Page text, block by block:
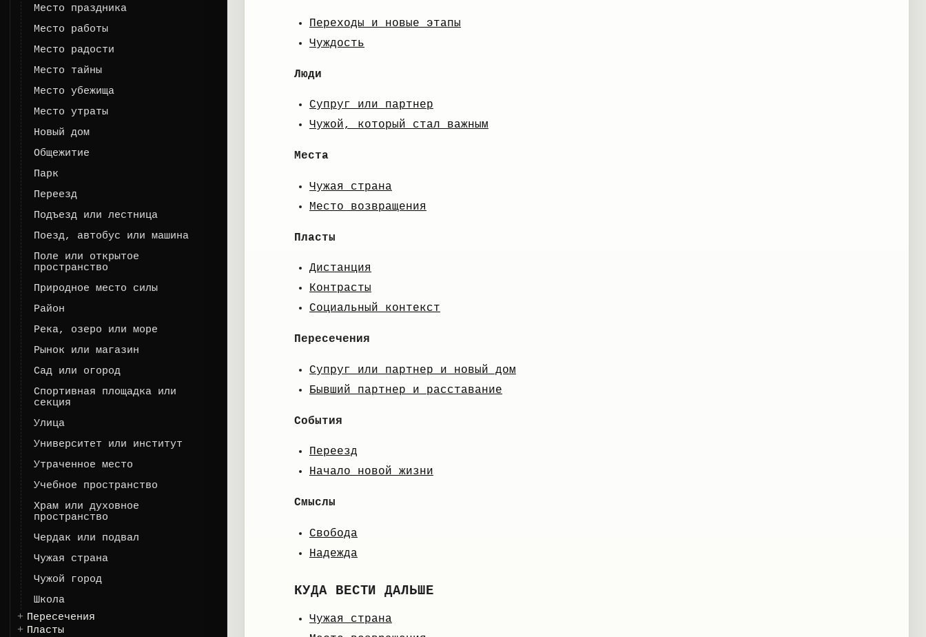
Место праздника
Место работы
Место радости
Место тайны
Место убежища
Место утраты
Новый дом
Общежитие
Парк
Переезд
Подъезд или лестница
Поезд, автобус или машина
Поле или открытое
пространство
Природное место силы
Район
Река, озеро или море
Рынок или магазин
Сад или огород
Спортивная площадка или
секция
Улица
Университет или институт
Утраченное место
Учебное пространство
Храм или духовное
пространство
Чердак или подвал
Чужая страна
Чужой город
Школа
Пересечения
Пласты
Переходы и новые этапы
Чуждость
Люди
Супруг или партнер
Чужой, который стал важным
Места
Чужая страна
Место возвращения
Пласты
Дистанция
Контрасты
Социальный контекст
Пересечения
Супруг или партнер и новый дом
Бывший партнер и расставание
События
Переезд
Начало новой жизни
Смыслы
Свобода
Надежда
КУДА ВЕСТИ ДАЛЬШЕ
Чужая страна